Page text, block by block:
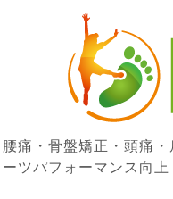
腰痛・骨盤矯正・頭痛
ーツパフォーマンス向